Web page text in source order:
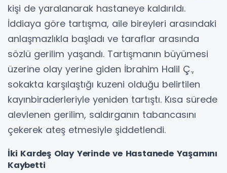
kişi de yaralanarak hastaneye kaldırıldı.
İddiaya göre tartışma, aile bireyleri arasındaki
anlaşmazlıkla başladı ve taraflar arasında
sözlü gerilim yaşandı. Tartışmanın büyümesi
üzerine olay yerine giden İbrahim Halil Ç.,
sokakta karşılaştığı kuzeni olduğu belirtilen
kayınbiraderleriyle yeniden tartıştı. Kısa sürede
alevlenen gerilim, saldırganın tabancasını
çekerek ateş etmesiyle şiddetlendi.
İki Kardeş Olay Yerinde ve Hastanede Yaşamını
Kaybetti